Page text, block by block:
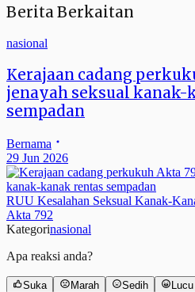
Berita Berkaitan
nasional
Kerajaan cadang
jenayah seksual kanak-
sempadan
Bernama
29 Jun 2026
RUU Kesalahan Seksual Kanak-
Akta 792
Kategorinasional
Apa reaksi anda?
Suka Marah Sedih Lucu